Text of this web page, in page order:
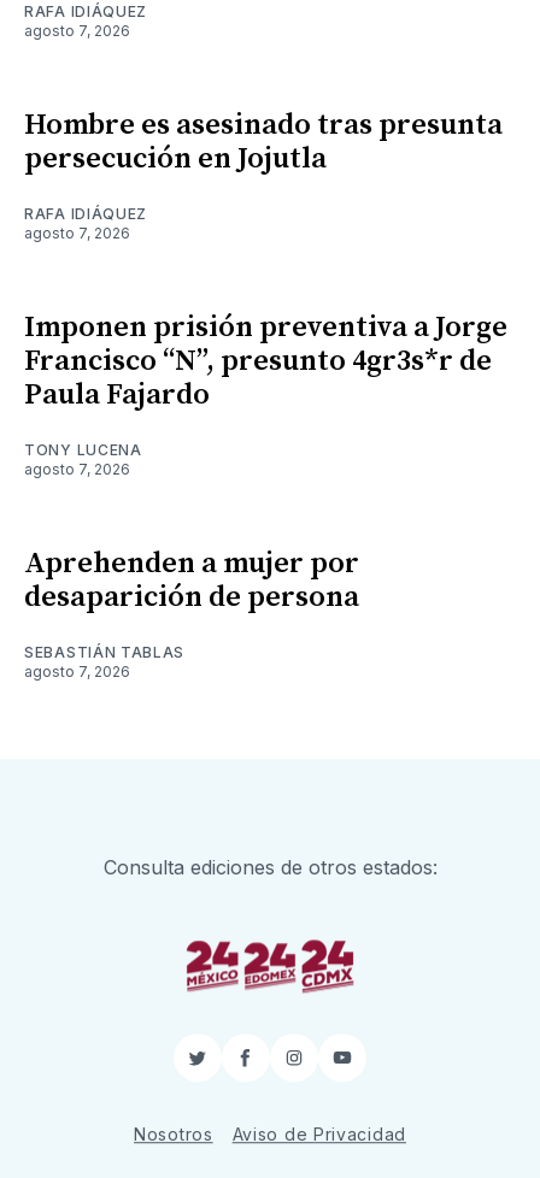
RAFA IDIÁQUEZ
agosto 7, 2026
Hombre es asesinado tras presunta
persecución en Jojutla
RAFA IDIÁQUEZ
agosto 7, 2026
Imponen prisión preventiva a Jorge
Francisco “N”, presunto 4gr3s*r de
Paula Fajardo
TONY LUCENA
agosto 7, 2026
Aprehenden a mujer por
desaparición de persona
SEBASTIÁN TABLAS
agosto 7, 2026
Consulta ediciones de otros estados:
TwitterFacebook
InstagramYouTube
Nosotros Aviso de Privacidad